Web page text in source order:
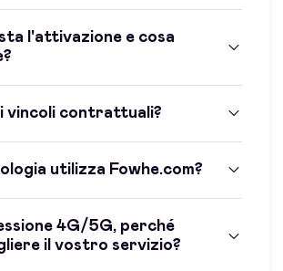
l'attivazione e cosa
i vincoli contrattuali?
utilizza Fowhe.com?
4G/5G, perché
il vostro servizio?